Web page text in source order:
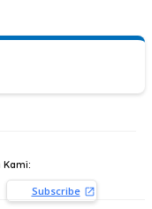
Kami:
Subscribe